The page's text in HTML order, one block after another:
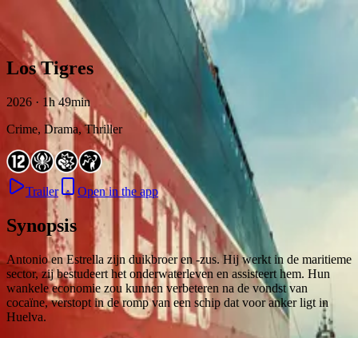
Skip to content
Los Tigres
2026 · 1h 49min
Crime, Drama, Thriller
Trailer Open in the app
Synopsis
Antonio en Estrella zijn duikbroer en -zus. Hij werkt in de maritieme
sector, zij bestudeert het onderwaterleven en assisteert hem. Hun
wankele economie zou kunnen verbeteren na de vondst van
cocaïne, verstopt in de romp van een schip dat voor anker ligt in
Huelva.